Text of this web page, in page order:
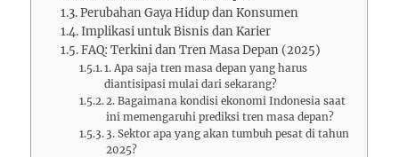
Perubahan Gaya Hidup dan Konsumen
Implikasi untuk Bisnis dan Karier
FAQ: Terkini dan Tren Masa Depan (2025)
1. Apa saja tren masa depan yang harus
diantisipasi mulai dari sekarang?
2. Bagaimana kondisi ekonomi Indonesia saat
ini memengaruhi prediksi tren masa depan?
3. Sektor apa yang akan tumbuh pesat di tahun
2025?